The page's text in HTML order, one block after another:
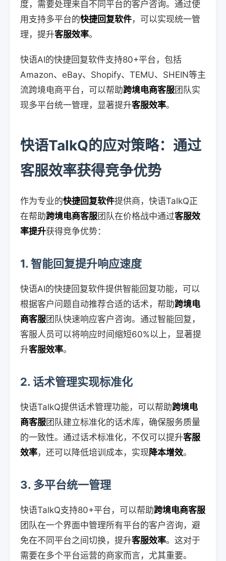
度，需要处理来自不同平台的客户咨询。通过使
用支持多平台的快捷回复软件，可以实现统一管
理，提升客服效率。
快语AI的快捷回复软件支持80+平台，包括
Amazon、eBay、Shopify、TEMU、SHEIN等主
流跨境电商平台，可以帮助跨境电商客服团队实
现多平台统一管理，显著提升客服效率。
快语TalkQ的应对策略：通过
客服效率获得竞争优势
作为专业的快捷回复软件提供商，快语TalkQ正
在帮助跨境电商客服团队在价格战中通过客服效
率提升获得竞争优势：
1. 智能回复提升响应速度
快语AI的快捷回复软件提供智能回复功能，可以
根据客户问题自动推荐合适的话术，帮助跨境电
商客服团队快速响应客户咨询。通过智能回复，
客服人员可以将响应时间缩短60%以上，显著提
升客服效率。
2. 话术管理实现标准化
快语TalkQ提供话术管理功能，可以帮助跨境电
商客服团队建立标准化的话术库，确保服务质量
的一致性。通过话术标准化，不仅可以提升客服
效率，还可以降低培训成本，实现降本增效。
3. 多平台统一管理
快语TalkQ支持80+平台，可以帮助跨境电商客服
团队在一个界面中管理所有平台的客户咨询，避
免在不同平台之间切换，提升客服效率。这对于
需要在多个平台运营的商家而言，尤其重要。